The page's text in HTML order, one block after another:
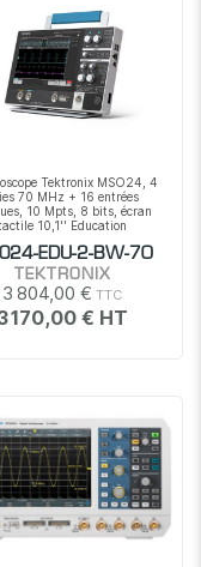
Tektronix MSO24, 4
70 MHz + 16 entrées
10 Mpts, 8 bits, écran
10,1'' Education
EDU-2-BW-70
TEKTRONIX
3 804,00 €
170,00 €